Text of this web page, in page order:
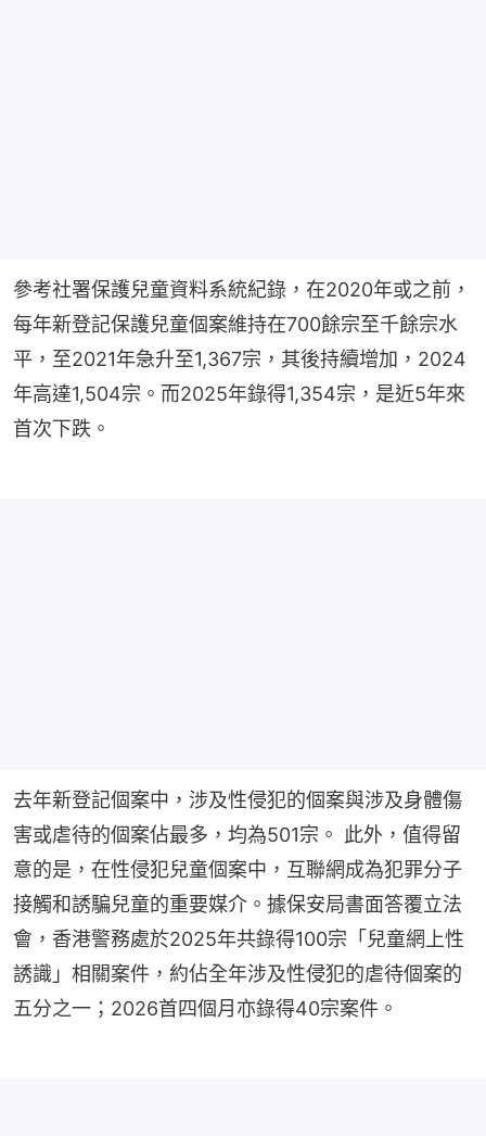
參考社署保護兒童資料系統紀錄，在2020年或之前，
每年新登記保護兒童個案維持在700餘宗至千餘宗水
平，至2021年急升至1,367宗，其後持續增加，2024
年高達1,504宗。而2025年錄得1,354宗，是近5年來
首次下跌。
去年新登記個案中，涉及性侵犯的個案與涉及身體傷
害或虐待的個案佔最多，均為501宗。 此外，值得留
意的是，在性侵犯兒童個案中，互聯網成為犯罪分子
接觸和誘騙兒童的重要媒介。據保安局書面答覆立法
會，香港警務處於2025年共錄得100宗「兒童網上性
誘識」相關案件，約佔全年涉及性侵犯的虐待個案的
五分之一；2026首四個月亦錄得40宗案件。